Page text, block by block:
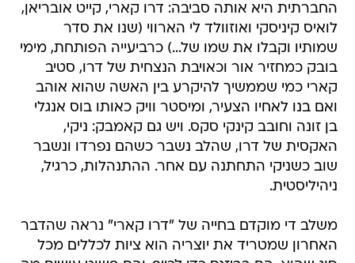
החברתית היא אותה סביבה: דרו קארי, קייט אובריאן,
לואיס קיניסקי ואוזוולד לי הארווי (שנו את סדר
שמותיו וקבלו את שמו של...) כרביעייה הפותחת, מימי
בובק כמחזיר אור וכאויבת הנצחית של דרו, סטיב
קארי כמי שממשיך להיקרע בין האשה שהוא אוהב
ואם בנו לאחיו הצעיר, ומיסטר וויק כאותו בוס אנגלי
בן זונה וחובב קינקי סקס. ויש גם קאמבק: ניקי,
האקסית של דרו, שהלב נשבר כשהם נפרדו ונשבר
שוב כשניקי התחתנה עם אחר. ההתנהלות, כרגיל,
ניהיליסטית.
משלב די מוקדם בחייה של "דרו קארי" נראה שהדבר
האחרון שמטריד את יוצריה הוא ציות לכללים מכל